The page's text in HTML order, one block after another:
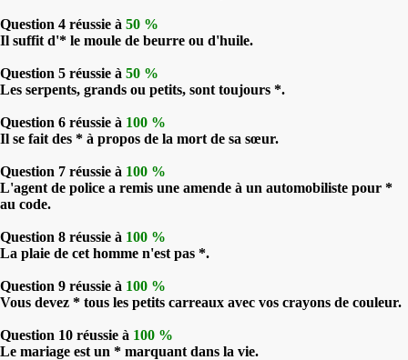
Question 4 réussie à 50 %
Il suffit d'* le moule de beurre ou d'huile.
Question 5 réussie à 50 %
Les serpents, grands ou petits, sont toujours *.
Question 6 réussie à 100 %
Il se fait des * à propos de la mort de sa sœur.
Question 7 réussie à 100 %
L'agent de police a remis une amende à un automobiliste pour *
au code.
Question 8 réussie à 100 %
La plaie de cet homme n'est pas *.
Question 9 réussie à 100 %
Vous devez * tous les petits carreaux avec vos crayons de couleur.
Question 10 réussie à 100 %
Le mariage est un * marquant dans la vie.